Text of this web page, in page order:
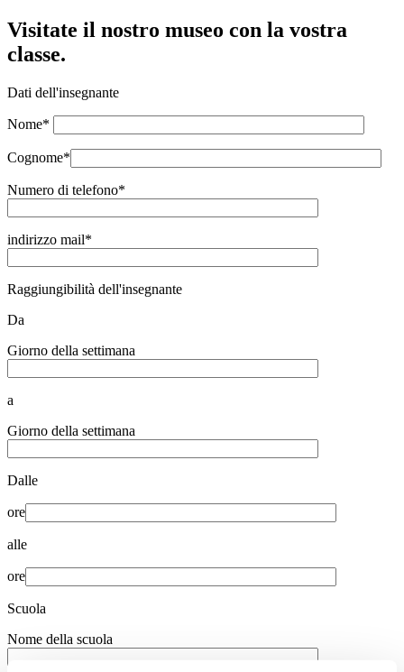
Visitate il nostro museo con la vostra
classe.
Dati dell'insegnante
Nome*
Cognome*
Numero di telefono*
indirizzo mail*
Raggiungibilità dell'insegnante
Da
Giorno della settimana
a
Giorno della settimana
Dalle
ore
alle
ore
Scuola
Nome della scuola